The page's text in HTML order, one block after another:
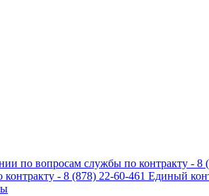
по вопросам службы по контракту - 8
- 8 (878) 22-60-461 Единый